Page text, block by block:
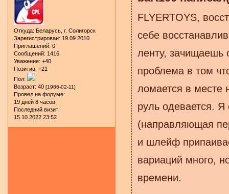
Откуда: Беларусь, г. Солигорск
Зарегистрирован: 19.09.2010
Приглашений: 0
Сообщений: 1416
Уважение: +40
Позитив: +21
Пол:
Возраст: 40 [1986-02-11]
Провел на форуме:
19 дней 8 часов
Последний визит:
15.10.2022 23:52
FLYERTOYS,
себе
ленту, зачищаешь
проблема в том
ломается в месте
руль одевается.
(направляющая
и шлейф
вариаций много,
времени.